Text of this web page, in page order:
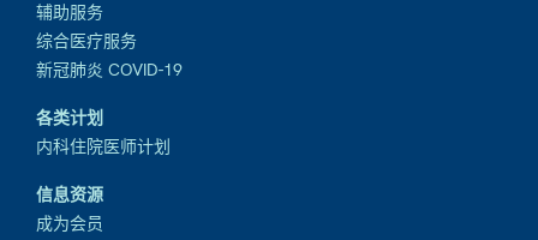
辅助服务
综合医疗服务
新冠肺炎 COVID-19
各类计划
内科住院医师计划
信息资源
成为会员